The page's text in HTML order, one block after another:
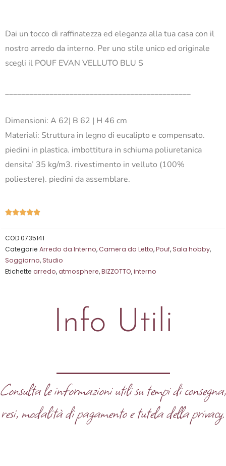
Dai un tocco di raffinatezza ed eleganza alla tua casa con il
nostro arredo da interno. Per uno stile unico ed originale
scegli il POUF EVAN VELLUTO BLU S
______________________________________________
Dimensioni: A 62| B 62 | H 46 cm
Materiali: Struttura in legno di eucalipto e compensato.
piedini in plastica. imbottitura in schiuma poliuretanica
densita’ 35 kg/m3. rivestimento in velluto (100%
poliestere). piedini da assemblare.
Valutazione
su
5
COD0735141
Categorie Arredo da Interno,Camera da Letto,Pouf,Sala hobby,
Soggiorno,Studio
Etichette arredo,atmosphere,BIZZOTTO,interno
Info Utili
Consulta le informazioni utili su tempi di consegna,
resi, modalità di pagamento e tutela della privacy.